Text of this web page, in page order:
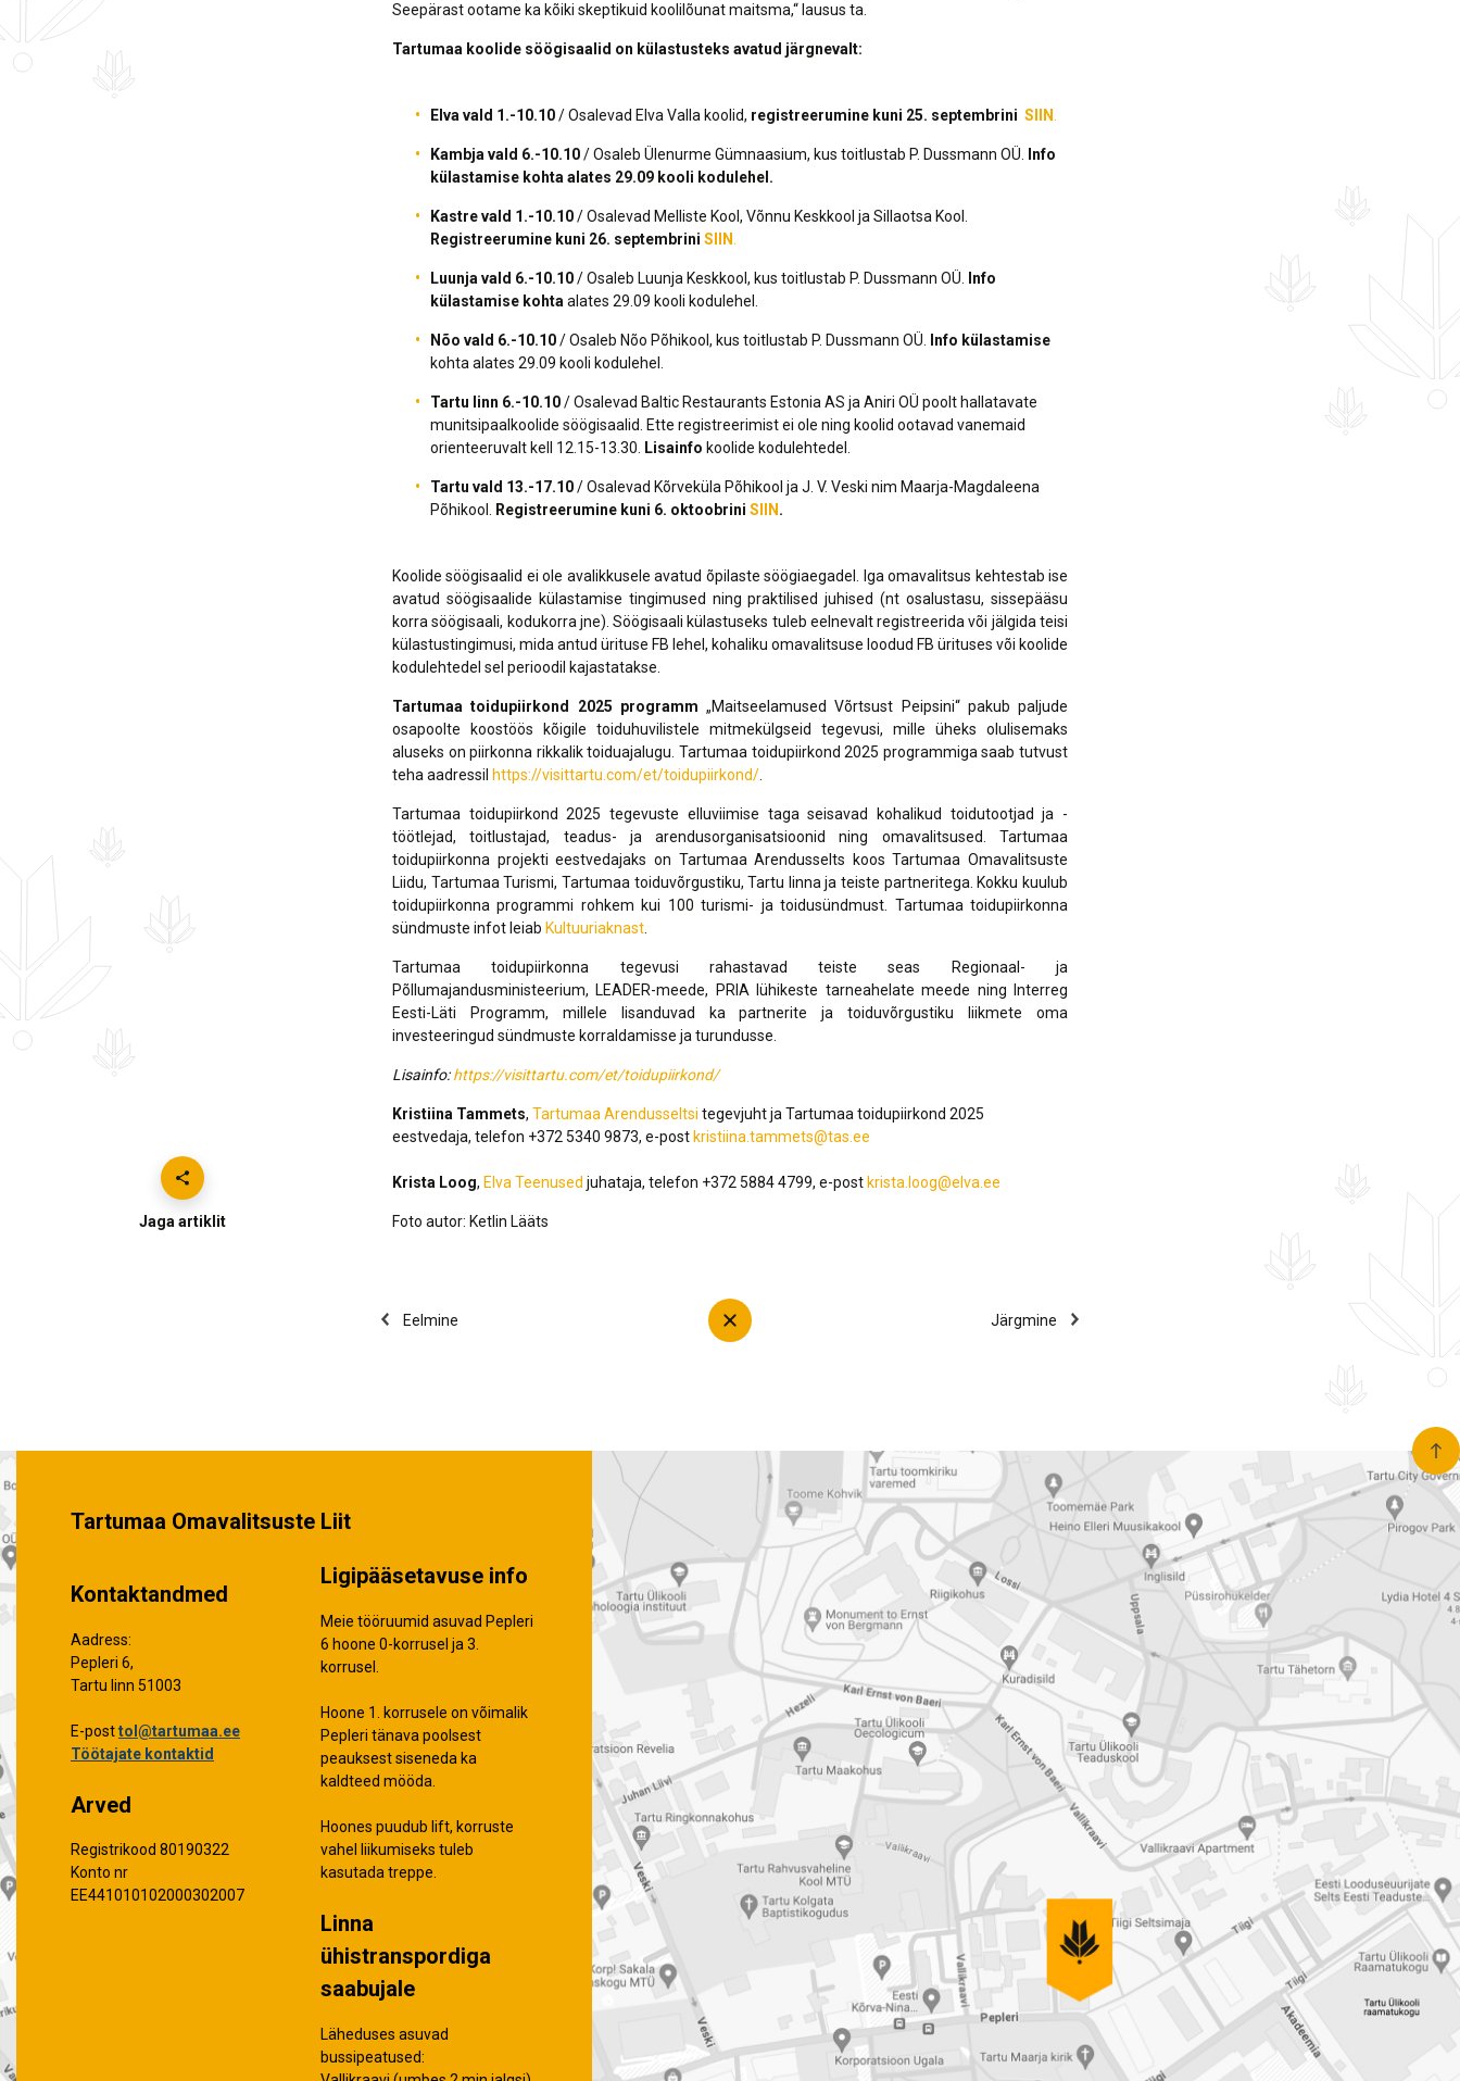
Jaga artiklit
Seepärast ootame ka kõiki skeptikuid koolilõunat maitsma,“ lausus ta.
Tartumaa koolide söögisaalid on külastusteks avatud järgnevalt:
Elva vald 1.-10.10/ Osalevad Elva Valla koolid, registreerumine kuni 25. septembrini SIIN.
Kambja vald 6.-10.10/ Osaleb Ülenurme Gümnaasium, kus toitlustab P. Dussmann OÜ. Info
külastamise kohta alates 29.09 kooli kodulehel.
Kastre vald 1.-10.10/ Osalevad Melliste Kool, Võnnu Keskkool ja Sillaotsa Kool.
Registreerumine kuni 26. septembrini SIIN.
Luunja vald 6.-10.10/ Osaleb Luunja Keskkool, kus toitlustab P. Dussmann OÜ. Info
külastamise kohtaalates 29.09 kooli kodulehel.
Nõo vald 6.-10.10/ Osaleb Nõo Põhikool, kus toitlustab P. Dussmann OÜ. Info külastamise
kohta alates 29.09 kooli kodulehel.
Tartu linn 6.-10.10/ Osalevad Baltic Restaurants Estonia AS ja Aniri OÜ poolt hallatavate
munitsipaalkoolide söögisaalid. Ette registreerimist ei ole ning koolid ootavad vanemaid
orienteeruvalt kell 12.15-13.30. Lisainfo koolide kodulehtedel.
Tartu vald 13.-17.10/ Osalevad Kõrveküla Põhikool ja J. V. Veski nim Maarja-Magdaleena
Põhikool. Registreerumine kuni 6. oktoobrini SIIN .
Koolide söögisaalid ei ole avalikkusele avatud õpilaste söögiaegadel. Iga omavalitsus kehtestab ise
avatud söögisaalide külastamise tingimused ning praktilised juhised (nt osalustasu, sissepääsu
korra söögisaali, kodukorra jne). Söögisaali külastuseks tuleb eelnevalt registreerida või jälgida teisi
külastustingimusi, mida antud ürituse FB lehel, kohaliku omavalitsuse loodud FB ürituses või koolide
kodulehtedel sel perioodil kajastatakse.
Tartumaa toidupiirkond 2025 programm „Maitseelamused Võrtsust Peipsini“ pakub paljude
osapoolte koostöös kõigile toiduhuvilistele mitmekülgseid tegevusi, mille üheks olulisemaks
aluseks on piirkonna rikkalik toiduajalugu. Tartumaa toidupiirkond 2025 programmiga saab tutvust
teha aadressil https://visittartu.com/et/toidupiirkond/.
Tartumaa toidupiirkond 2025 tegevuste elluviimise taga seisavad kohalikud toidutootjad ja -
töötlejad, toitlustajad, teadus- ja arendusorganisatsioonid ning omavalitsused. Tartumaa
toidupiirkonna projekti eestvedajaks on Tartumaa Arendusselts koos Tartumaa Omavalitsuste
Liidu, Tartumaa Turismi, Tartumaa toiduvõrgustiku, Tartu linna ja teiste partneritega. Kokku kuulub
toidupiirkonna programmi rohkem kui 100 turismi- ja toidusündmust. Tartumaa toidupiirkonna
sündmuste infot leiab Kultuuriaknast.
Tartumaa toidupiirkonna tegevusi rahastavad teiste seas Regionaal- ja
Põllumajandusministeerium, LEADER-meede, PRIA lühikeste tarneahelate meede ning Interreg
Eesti-Läti Programm, millele lisanduvad ka partnerite ja toiduvõrgustiku liikmete oma
investeeringud sündmuste korraldamisse ja turundusse.
Lisainfo:https://visittartu.com/et/toidupiirkond/
Kristiina Tammets, Tartumaa Arendusseltsi tegevjuht ja Tartumaa toidupiirkond 2025
eestvedaja, telefon +372 5340 9873, e-post kristiina.tammets@tas.ee
Krista Loog, Elva Teenused juhataja, telefon +372 5884 4799, e-post krista.loog@elva.ee
Foto autor: Ketlin Lääts
Eelmine Järgmine
Tartumaa Omavalitsuste Liit
Kontaktandmed
Aadress:
Pepleri 6,
Tartu linn 51003
E-posttol@tartumaa.ee
Töötajate kontaktid
Arved
Registrikood 80190322
Konto nr
EE441010102000302007
Ligipääsetavuse info
Meie tööruumid asuvad Pepleri
6 hoone 0-korrusel ja 3.
korrusel.
Hoone 1. korrusele on võimalik
Pepleri tänava poolsest
peauksest siseneda ka
kaldteed mööda.
Hoones puudub lift, korruste
vahel liikumiseks tuleb
kasutada treppe.
Linna
ühistranspordiga
saabujale
Läheduses asuvad
bussipeatused: